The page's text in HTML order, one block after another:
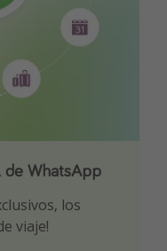
de WhatsApp
los
viaje!
chollazos
de Telegram!
para